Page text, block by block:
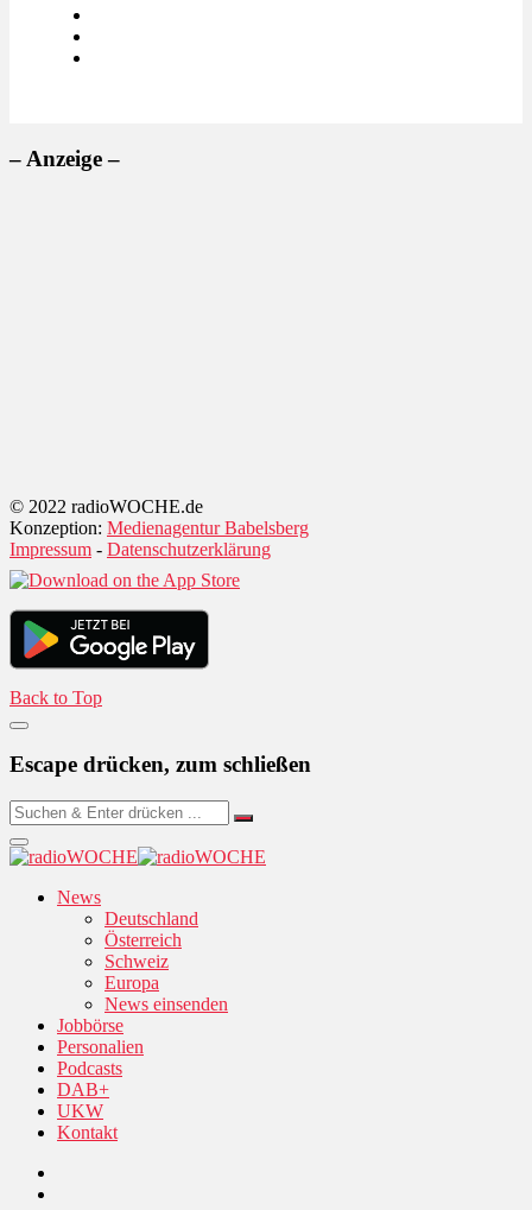
– Anzeige –
© 2022 radioWOCHE.de
Konzeption: Medienagentur Babelsberg
Impressum - Datenschutzerklärung
Back to Top
Escape drücken, zum schließen
News
Deutschland
Österreich
Schweiz
Europa
News einsenden
Jobbörse
Personalien
Podcasts
DAB+
UKW
Kontakt